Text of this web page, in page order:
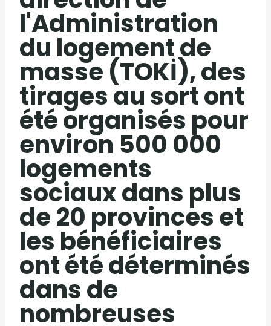
l'Administration
du logement de
masse (TOKİ), des
tirages au sort ont
été organisés pour
environ 500 000
logements
sociaux dans plus
de 20 provinces et
les bénéficiaires
ont été déterminés
dans de
nombreuses